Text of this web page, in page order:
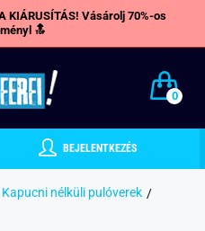
KIÁRUSÍTÁS! Vásárolj 70%-os
🔝
0
BEJELENTKEZÉS
Kapucni nélküli pulóverek